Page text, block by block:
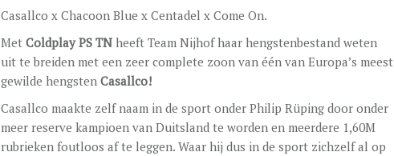
Casallco x Chacoon Blue x Centadel x Come On.
Met Coldplay PS TN heeft Team Nijhof haar hengstenbestand weten
uit te breiden met een zeer complete zoon van één van Europa’s meest
gewilde hengsten Casallco!
Casallco maakte zelf naam in de sport onder Philip Rüping door onder
meer reserve kampioen van Duitsland te worden en meerdere 1,60M
rubrieken foutloos af te leggen. Waar hij dus in de sport zichzelf al op